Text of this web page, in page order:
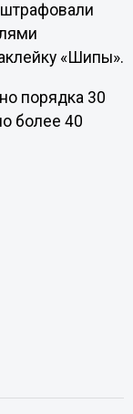
«Шипы».
порядка 30
более 40